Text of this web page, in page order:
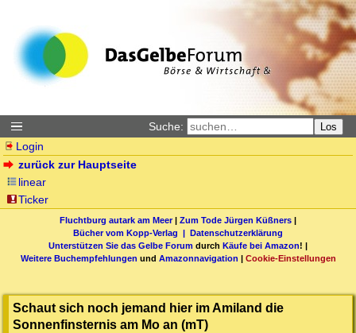
Suche: Los
Login
zurück zur Hauptseite
linear
Ticker
Fluchtburg autark am Meer| Zum Tode Jürgen Küßners |
Bücher vom Kopp-Verlag | Datenschutzerklärung
Unterstützen Sie das Gelbe Forum durch Käufe bei Amazon! |
Weitere Buchempfehlungen und Amazonnavigation | Cookie-Einstellungen
Schaut sich noch jemand hier im Amiland die
Sonnenfinsternis am Mo an (mT)